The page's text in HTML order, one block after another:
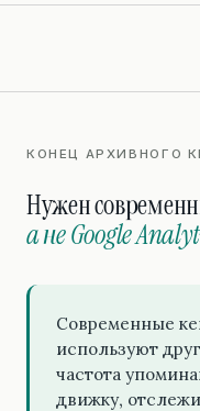
КОНЕЦ АРХИВНОГО
Нужен
а не Google
Современные
используют
частота
движку,